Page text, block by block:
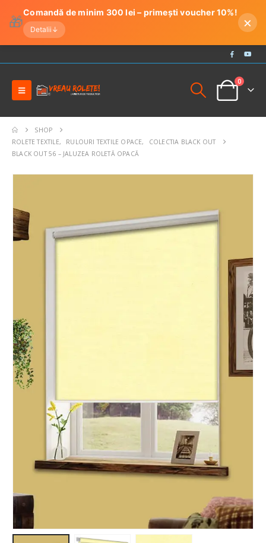
🎁
Comandă de minim 300 lei – primești voucher 10%!
Detalii ↓ ×
0
SHOP
ROLETE TEXTILE, RULOURI TEXTILE OPACE,
COLECTIA BLACK OUT
BLACK OUT 56 – JALUZEA ROLETĂ OPACĂ